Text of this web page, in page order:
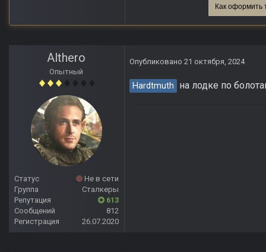
Как оформить
Althero
Опытный
Статус
Не в сети
Группа
Сталкеры
Репутация
613
Сообщений
812
Регистрация
26.07.2020
Опубликовано 21 октября, 2024
Hardtmuth на лодке по